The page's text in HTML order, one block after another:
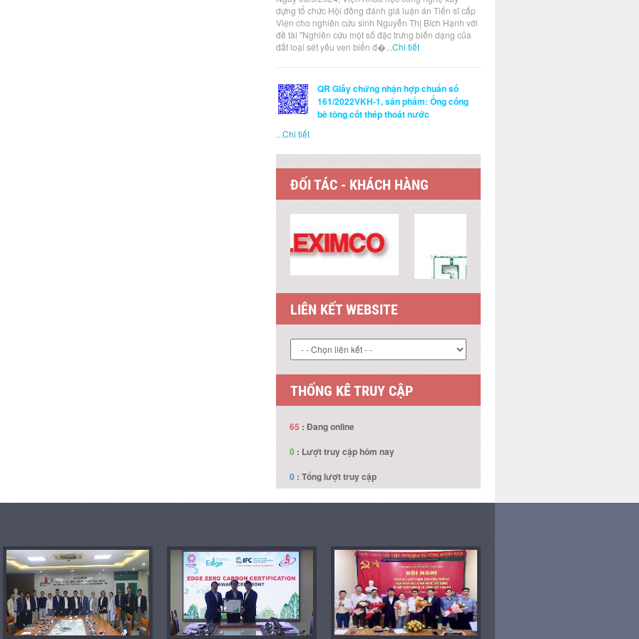
dựng tổ chức Hội đồng đánh giá luận án Tiến sĩ cấp
Viện cho nghiên cứu sinh Nguyễn Thị Bích Hạnh với
đề tài "Nghiên cứu một số đặc trưng biến dạng của
đất loại sét yếu ven biển đ�...Chi tiết
QR Giấy chứng nhận hợp chuẩn số
161/2022VKH-1, sản phẩm: Ống cống
bê tông cốt thép thoát nước
...Chi tiết
ĐỐI TÁC - KHÁCH HÀNG
LIÊN KẾT WEBSITE
65 : Đang online
0: Lượt truy cập hôm nay